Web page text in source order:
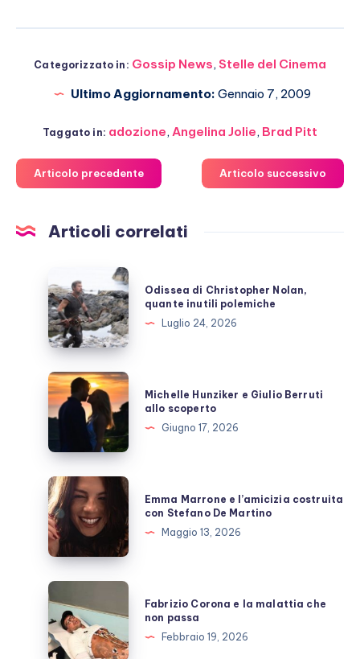
Categorizzato in: Gossip News, Stelle del Cinema
Ultimo Aggiornamento: Gennaio 7, 2009
Taggato in: adozione, Angelina Jolie, Brad Pitt
Articolo precedente Articolo successivo
Articoli correlati
di
Christopher
Nolan,
quante
inutili
polemiche
Odissea di Christopher Nolan,
quante inutili polemiche
Luglio 24, 2026
Michelle
Hunziker
e
Berruti
allo
scoperto
Michelle Hunziker e Giulio Berruti
allo scoperto
Giugno 17, 2026
Emma
Marrone
e
l’amicizia
costruita
con
Stefano
De
Martino
Emma Marrone e l’amicizia costruita
con Stefano De Martino
Maggio 13, 2026
Fabrizio
Corona
e
la
Fabrizio Corona e la malattia che
non passa
Febbraio 19, 2026